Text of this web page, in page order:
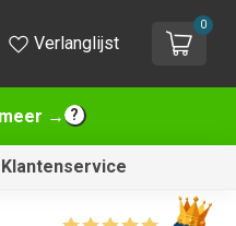
→
Verlanglijst
0
Klantenservice